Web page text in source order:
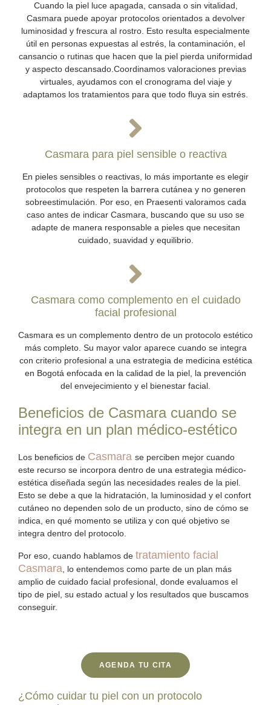
Cuando la piel luce apagada, cansada o sin vitalidad,
Casmara puede apoyar protocolos orientados a devolver
luminosidad y frescura al rostro. Esto resulta especialmente
útil en personas expuestas al estrés, la contaminación, el
cansancio o rutinas que hacen que la piel pierda uniformidad
y aspecto descansado.Coordinamos valoraciones previas
virtuales, ayudamos con el cronograma del viaje y
adaptamos los tratamientos para que todo fluya sin estrés.
Casmara para piel sensible o reactiva
En pieles sensibles o reactivas, lo más importante es elegir
protocolos que respeten la barrera cutánea y no generen
sobreestimulación. Por eso, en Praesenti valoramos cada
caso antes de indicar Casmara, buscando que su uso se
adapte de manera responsable a pieles que necesitan
cuidado, suavidad y equilibrio.
Casmara como complemento en el cuidado
facial profesional
Casmara es un complemento dentro de un protocolo estético
más completo. Su mayor valor aparece cuando se integra
con criterio profesional a una estrategia de medicina estética
en Bogotá enfocada en la calidad de la piel, la prevención
del envejecimiento y el bienestar facial.
Beneficios de Casmara cuando se
integra en un plan médico-estético
Los beneficios de Casmara se perciben mejor cuando
este recurso se incorpora dentro de una estrategia médico-
estética diseñada según las necesidades reales de la piel.
Esto se debe a que la hidratación, la luminosidad y el confort
cutáneo no dependen solo de un producto, sino de cómo se
indica, en qué momento se utiliza y con qué objetivo se
integra dentro del protocolo.
Por eso, cuando hablamos de tratamiento facial
Casmara , lo entendemos como parte de un plan más
amplio de cuidado facial profesional , donde evaluamos el
tipo de piel, su estado actual y los resultados que buscamos
conseguir.
AGENDA TU CITA
¿Cómo cuidar tu piel con un protocolo